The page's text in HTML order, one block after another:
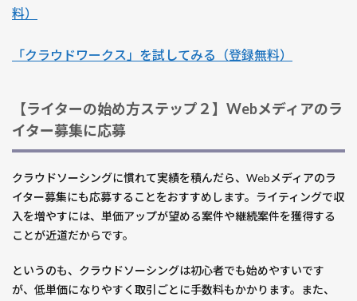
料）
「クラウドワークス」を試してみる（登録無料）
【ライターの始め方ステップ２】Webメディアのラ
イター募集に応募
クラウドソーシングに慣れて実績を積んだら、Webメディアのラ
イター募集にも応募することをおすすめします。ライティングで収
入を増やすには、単価アップが望める案件や継続案件を獲得する
ことが近道だからです。
というのも、クラウドソーシングは初心者でも始めやすいです
が、低単価になりやすく取引ごとに手数料もかかります。また、